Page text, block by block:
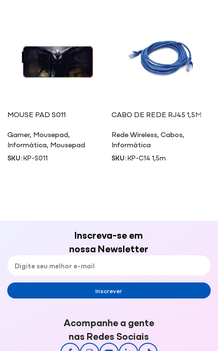
MOUSE PAD S011
Gamer, Mousepad,
Informática, Mousepad
SKU:KP-S011
CABO DE REDE RJ45 1,5M
Rede Wireless,Cabos,
Informática
SKU:KP-C14 1,5m
Inscreva-se em
nossa Newsletter
Inscrever
Acompanhe a gente
nas Redes Sociais